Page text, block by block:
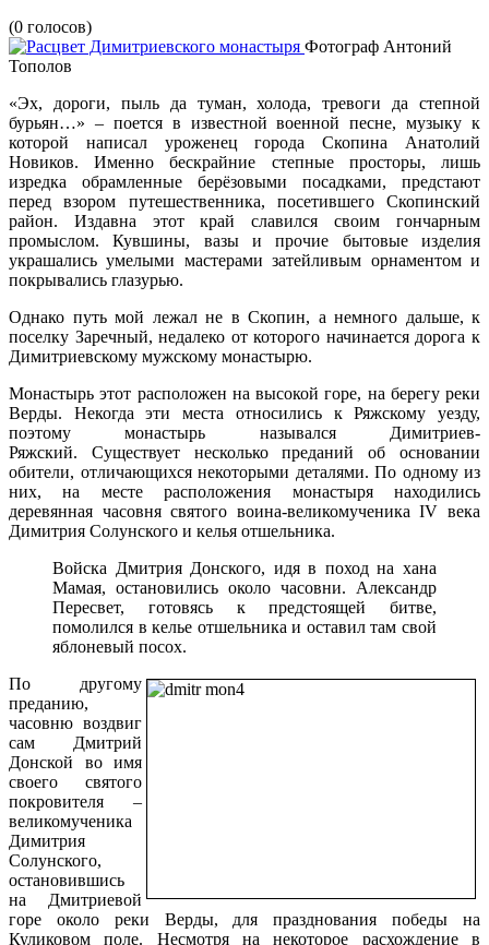
(0 голосов)
Фотограф Антоний
Тополов
«Эх, дороги, пыль да туман, холода, тревоги да степной
бурьян…» – поется в известной военной песне, музыку к
которой написал уроженец города Скопина Анатолий
Новиков. Именно бескрайние степные просторы, лишь
изредка обрамленные берёзовыми посадками, предстают
перед взором путешественника, посетившего Скопинский
район. Издавна этот край славился своим гончарным
промыслом. Кувшины, вазы и прочие бытовые изделия
украшались умелыми мастерами затейливым орнаментом и
покрывались глазурью.
Однако путь мой лежал не в Скопин, а немного дальше, к
поселку Заречный, недалеко от которого начинается дорога к
Димитриевскому мужскому монастырю.
Монастырь этот расположен на высокой горе, на берегу реки
Верды. Некогда эти места относились к Ряжскому уезду,
поэтому монастырь назывался Димитриев-
Ряжский. Существует несколько преданий об основании
обители, отличающихся некоторыми деталями. По одному из
них, на месте расположения монастыря находились
деревянная часовня святого воина-великомученика IV века
Димитрия Солунского и келья отшельника.
Войска Дмитрия Донского, идя в поход на хана
Мамая, остановились около часовни. Александр
Пересвет, готовясь к предстоящей битве,
помолился в келье отшельника и оставил там свой
яблоневый посох.
По другому
преданию,
часовню воздвиг
сам Дмитрий
Донской во имя
своего святого
покровителя –
великомученика
Димитрия
Солунского,
остановившись
на Дмитриевой
горе около реки Верды, для празднования победы на
Куликовом поле. Несмотря на некоторое расхождение в